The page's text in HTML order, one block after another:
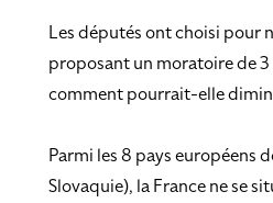
Les députés ont choisi pour
proposant un moratoire de 3
comment pourrait-elle
Parmi les 8 pays européens
Slovaquie), la France ne se